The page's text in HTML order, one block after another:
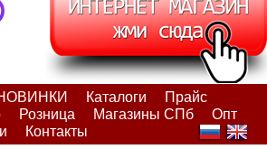
Каталоги
Прайс
Розница Магазины СПб
Опт
Контакты